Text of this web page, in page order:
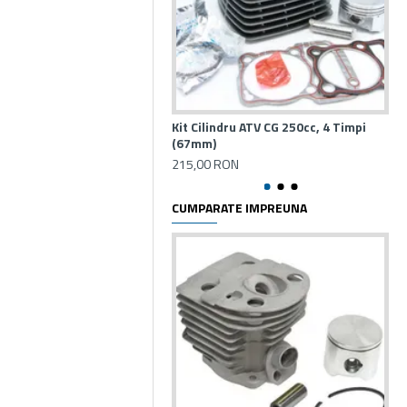
Kit Cilindru ATV CG 250cc, 4 Timpi
(67mm)
215,00 RON
CUMPARATE IMPREUNA